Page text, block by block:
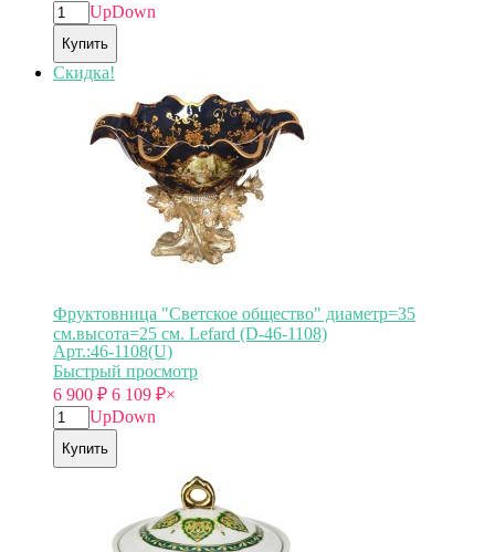
UpDown
Купить
Скидка!
Фруктовница "Светское общество" диаметр=35
см.высота=25 см. Lefard (D-46-1108)
Арт.:46-1108(U)
Быстрый просмотр
6 900 ₽ 6 109 ₽×
UpDown
Купить